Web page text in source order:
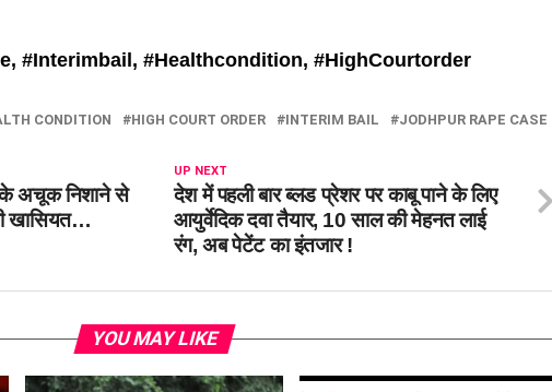
#Interimbail, #Healthcondition, #HighCourtorder
CONDITION HIGH COURT ORDER INTERIM BAIL JODHPUR RAPE CASE
UP NEXT
देश में पहली बार ब्लड प्रेशर पर काबू पाने के लिए
आयुर्वेदिक दवा तैयार, 10 साल की मेहनत लाई
रंग, अब पेटेंट का इंतजार !
के अचूक निशाने से
खासियत…
YOU MAY LIKE